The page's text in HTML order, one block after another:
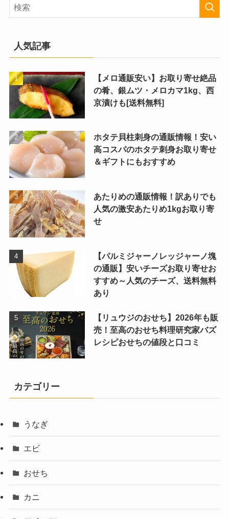
人気記事
【メロ通販安い】お取り寄せ絶品
の肴、銀ムツ・メロカマ1kg、西
京漬けも[送料無料]
ホタテ貝柱刺身の通販情報！安い
高コスパのホタテ刺身お取り寄せ
＆ギフトにもおすすめ
あたりめの通販情報！訳ありでも
人気の激安あたりめ1kgお取り寄
せ
【パルミジャーノレッジャーノ塊
の通販】安いチーズお取り寄せお
すすめ～人気のチーズ、送料無料
あり
【リュウジのおせち】2026年も販
売！至高のおせち料理研究家バズ
レシピおせちの値段と口コミ
カテゴリー
うなぎ
エビ
おせち
カニ